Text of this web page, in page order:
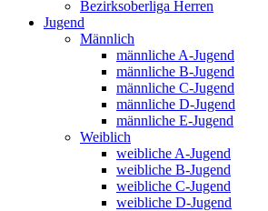
Bezirksoberliga Herren
Jugend
Männlich
männliche A-Jugend
männliche B-Jugend
männliche C-Jugend
männliche D-Jugend
männliche E-Jugend
Weiblich
weibliche A-Jugend
weibliche B-Jugend
weibliche C-Jugend
weibliche D-Jugend